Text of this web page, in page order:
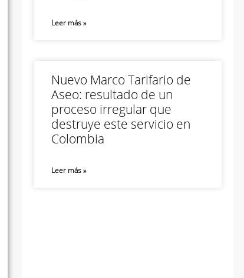
Leer más »
Nuevo Marco Tarifario de
Aseo: resultado de un
proceso irregular que
destruye este servicio en
Colombia
Leer más »